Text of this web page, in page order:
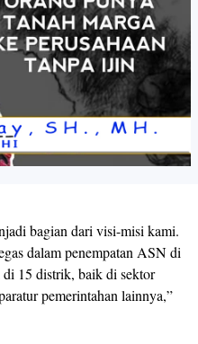
bagian dari visi-misi kami.
dalam penempatan ASN di
15 distrik, baik di sektor
pemerintahan lainnya,”